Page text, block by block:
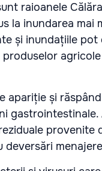
raioanele
la inundarea mai
și inundațiile
apariție și
provenite
deversări